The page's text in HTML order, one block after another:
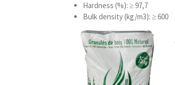
Hardness (%): ≥ 97,7
Bulk density (kg/m3): ≥ 600